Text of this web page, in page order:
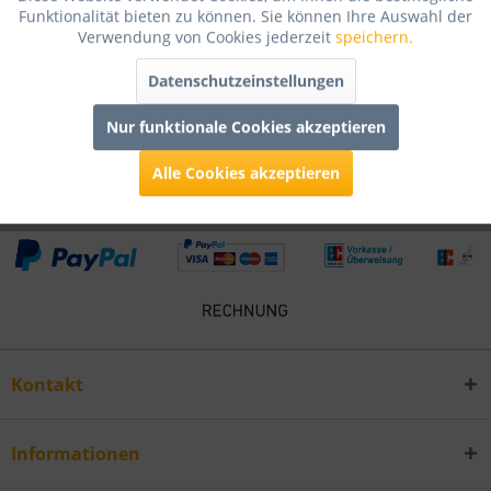
Bewertungen
0
Bewertungen lesen, schreiben und diskutieren... mehr
Infos zum Hersteller
Folgende Infos zum Hersteller sind verfübar......mehr
Kontakt
Informationen
Funktionalität bieten zu können. Sie können Ihre Auswahl der
Verwendung von Cookies jederzeit speichern.
Datenschutzeinstellungen
Nur funktionale Cookies akzeptieren
Alle Cookies akzeptieren